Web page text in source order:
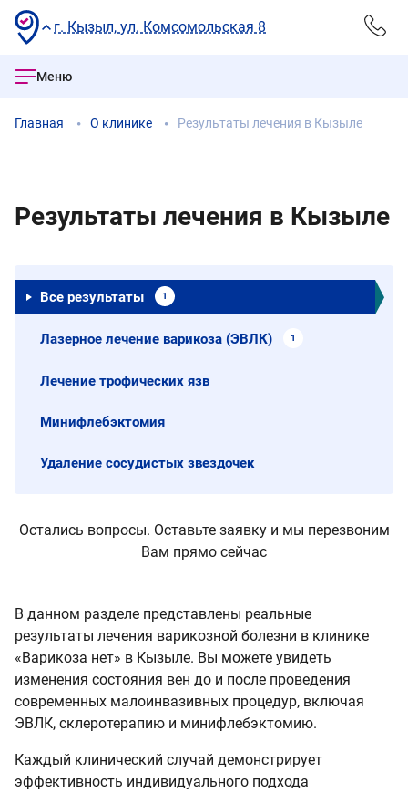
г. Кызыл, ул. Комсомольская 8
Меню
Главная О клинике Результаты лечения в Кызыле
Результаты лечения в Кызыле
В данном разделе представлены реальные
результаты лечения варикозной болезни в клинике
«Варикоза нет» в Кызыле. Вы можете увидеть
изменения состояния вен до и после проведения
современных малоинвазивных процедур, включая
ЭВЛК, склеротерапию и минифлебэктомию.
Каждый клинический случай демонстрирует
эффективность индивидуального подхода
Все результаты 1
Лазерное лечение варикоза (ЭВЛК) 1
Лечение трофических язв
Минифлебэктомия
Удаление сосудистых звездочек
Остались вопросы. Оставьте заявку и мы перезвоним
Вам прямо сейчас